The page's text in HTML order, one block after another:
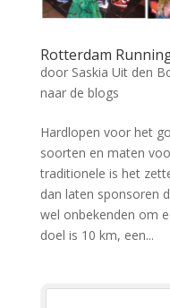
Rotterdam
door Saskia Uit den
naar de blogs
Hardlopen voor het
soorten en maten
traditionele is het
dan laten sponsoren
wel onbekenden om
doel is 10 km, een...